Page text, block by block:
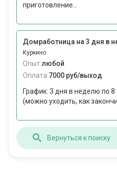
приготовление...
Домработница на 3 дня в
Куркино
Опыт:любой
Оплата:7000 руб/выход
График: 3 дня в неделю по 8
(можно уходить, как
Вернуться к поиску